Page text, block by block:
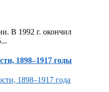
В 1992 г. окончил
1898–1917 годы